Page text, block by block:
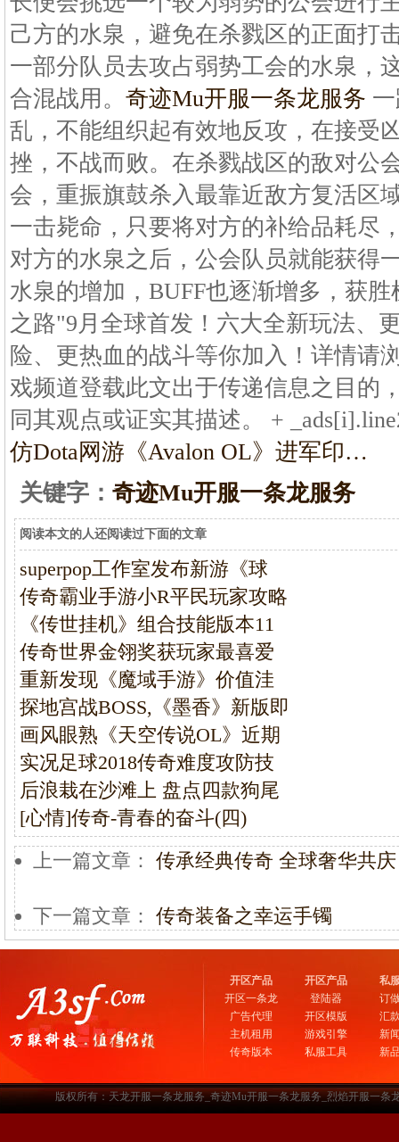
己方的水泉，避免在杀戮区的正面打
一部分队员去攻占弱势工会的水泉，
合混战用。 奇迹Mu开服一条龙服务
乱，不能组织起有效地反攻，在接受
挫，不战而败。在杀戮战区的敌对公
会，重振旗鼓杀入最靠近敌方复活区
一击毙命，只要将对方的补给品耗尽
对方的水泉之后，公会队员就能获得
水泉的增加，BUFF也逐渐增多，获
之路"9月全球首发！六大全新玩法、
险、更热血的战斗等你加入！详情请
戏频道登载此文出于传递信息之目的
同其观点或证实其描述。 +
仿Dota网游《Avalon OL》进军印…
关键字： 奇迹Mu开服一条龙服务
阅读本文的人还阅读过下面的文章
superpop工作室发布新游《球
传奇霸业手游小R平民玩家攻略
《传世挂机》组合技能版本11
传奇世界金翎奖获玩家最喜爱
重新发现《魔域手游》价值洼
探地宫战BOSS,《墨香》新版即
画风眼熟《天空传说OL》近期
实况足球2018传奇难度攻防技
后浪栽在沙滩上 盘点四款狗尾
[心情]传奇-青春的奋斗(四)
上一篇文章： 传承经典传奇 全球奢华共庆
下一篇文章： 传奇装备之幸运手镯
开区产品
开区一条龙
广告代理
主机租用
传奇版本
开区产品
登陆器
开区模版
游戏引擎
私服工具
私
订
汇
新
新
版权所有：天龙开服一条龙服务_奇迹Mu开服一条龙服务_烈焰开服一条